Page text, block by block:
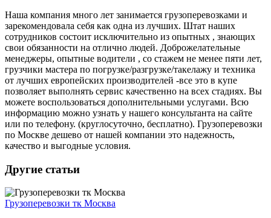
Наша компания много лет занимается грузоперевозками и
зарекомендовала себя как одна из лучших. Штат наших
сотрудников состоит исключительно из опытных , знающих
свои обязанности на отлично людей. Доброжелательные
менеджеры, опытные водители , со стажем не менее пяти лет,
грузчики мастера по погрузке/разгрузке/такелажу и техника
от лучших европейских производителей -все это в купе
позволяет выполнять сервис качественно на всех стадиях. Вы
можете воспользоваться дополнительными услугами. Всю
информацию можно узнать у нашего консультанта на сайте
или по телефону. (круглосуточно, бесплатно). Грузоперевозки
по Москве дешево от нашей компании это надежность,
качество и выгодные условия.
Другие статьи
Грузоперевозки тк Москва